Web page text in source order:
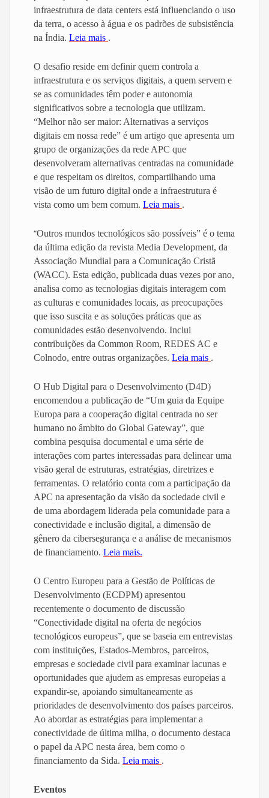
infraestrutura de data centers está influenciando o uso
da terra, o acesso à água e os padrões de subsistência
na Índia. Leia mais .
O desafio reside em definir quem controla a
infraestrutura e os serviços digitais, a quem servem e
se as comunidades têm poder e autonomia
significativos sobre a tecnologia que utilizam.
“Melhor não ser maior: Alternativas a serviços
digitais em nossa rede” é um artigo que apresenta um
grupo de organizações da rede APC que
desenvolveram alternativas centradas na comunidade
e que respeitam os direitos, compartilhando uma
visão de um futuro digital onde a infraestrutura é
vista como um bem comum. Leia mais .
“Outros mundos tecnológicos são possíveis” é o tema
da última edição da revista Media Development, da
Associação Mundial para a Comunicação Cristã
(WACC). Esta edição, publicada duas vezes por ano,
analisa como as tecnologias digitais interagem com
as culturas e comunidades locais, as preocupações
que isso suscita e as soluções práticas que as
comunidades estão desenvolvendo. Inclui
contribuições da Common Room, REDES AC e
Colnodo, entre outras organizações. Leia mais .
O Hub Digital para o Desenvolvimento (D4D)
encomendou a publicação de “Um guia da Equipe
Europa para a cooperação digital centrada no ser
humano no âmbito do Global Gateway”, que
combina pesquisa documental e uma série de
interações com partes interessadas para delinear uma
visão geral de estruturas, estratégias, diretrizes e
ferramentas. O relatório conta com a participação da
APC na apresentação da visão da sociedade civil e
de uma abordagem liderada pela comunidade para a
conectividade e inclusão digital, a dimensão de
gênero da cibersegurança e a análise de mecanismos
de financiamento. Leia mais.
O Centro Europeu para a Gestão de Políticas de
Desenvolvimento (ECDPM) apresentou
recentemente o documento de discussão
“Conectividade digital na oferta de negócios
tecnológicos europeus”, que se baseia em entrevistas
com instituições, Estados-Membros, parceiros,
empresas e sociedade civil para examinar lacunas e
oportunidades que ajudem as empresas europeias a
expandir-se, apoiando simultaneamente as
prioridades de desenvolvimento dos países parceiros.
Ao abordar as estratégias para implementar a
conectividade de última milha, o documento destaca
o papel da APC nesta área, bem como o
financiamento da Sida. Leia mais .
Eventos